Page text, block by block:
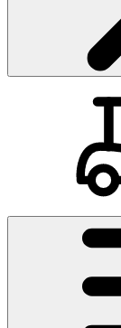
ショッピン